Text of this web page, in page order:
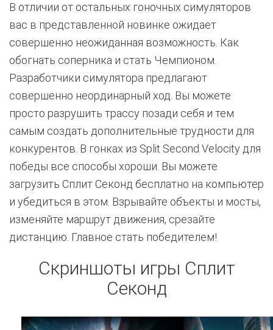
В отличии от остальных гоночных симуляторов
вас в представленной новинке ожидает
совершенно неожиданная возможность. Как
обогнать соперника и стать Чемпионом.
Разработчики симулятора предлагают
совершенно неординарный ход. Вы можете
просто разрушить трассу позади себя и тем
самым создать дополнительные трудности для
конкурентов. В гонках из Split Second Velocity для
победы все способы хороши. Вы можете
загрузить Сплит Секонд бесплатно на компьютер
и убедиться в этом. Взрывайте объекты и мосты,
изменяйте маршрут движения, срезайте
дистанцию. Главное стать победителем!
Скриншоты игры Сплит
Секонд